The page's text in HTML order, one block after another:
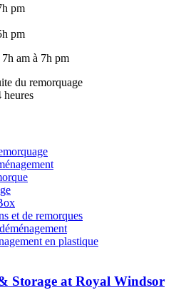
pm
pm
am à 7h pm
du remorquage
heures
et de remorques
en plastique
Storage at Royal Windsor